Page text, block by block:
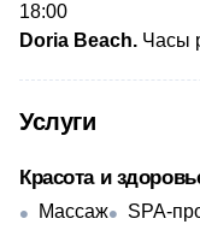
18:00
Doria Beach. Часы
Услуги
Красота и
Массаж SPA-